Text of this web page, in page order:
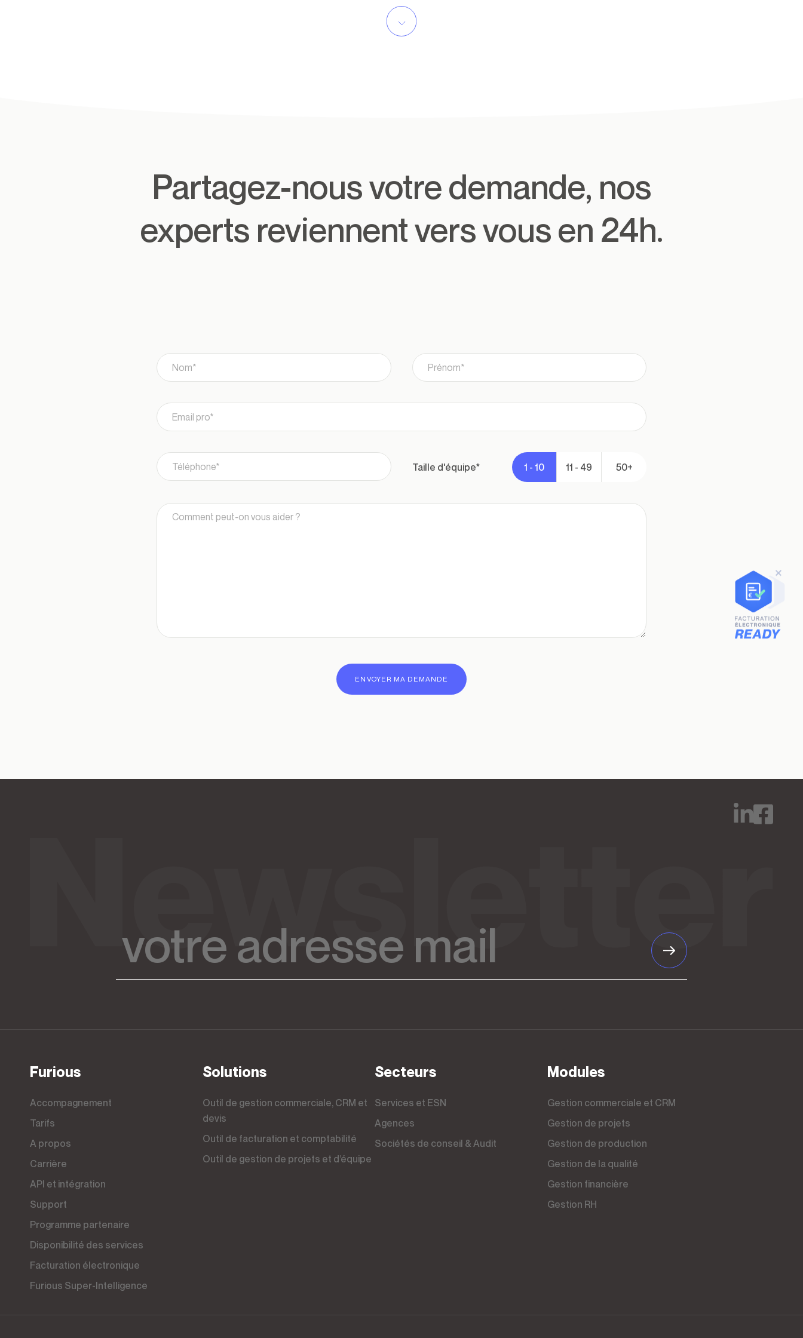
Partagez-nous votre demande, nos
experts reviennent vers vous en 24h.
taille d'équipe* 1 - 10 11 - 49 50+
ENVOYER MA DEMANDE
mail
furious
Accompagnement
Tarifs
A propos
Carrière
API et intégration
Support
Programme partenaire
Disponibilité des services
Facturation électronique
Furious Super-Intelligence
Solutions
Outil de gestion commerciale, CRM et
devis
Outil de facturation et comptabilité
Outil de gestion de projets et d’équipe
Secteurs
Services et ESN
Agences
Sociétés de conseil & Audit
Modules
Gestion commerciale et CRM
Gestion de projets
Gestion de production
Gestion de la qualité
Gestion financière
Gestion RH